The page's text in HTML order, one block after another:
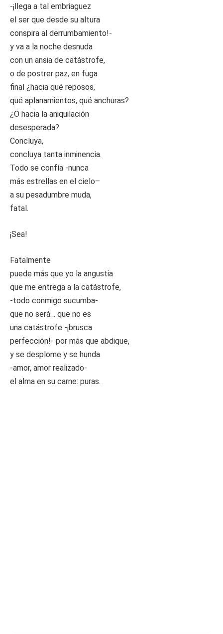
-¡llega a tal embriaguez
el ser que desde su altura
conspira al derrumbamiento!-
y va a la noche desnuda
con un ansia de catástrofe,
o de postrer paz, en fuga
final ¿hacia qué reposos,
qué aplanamientos, qué anchuras?
¿O hacia la aniquilación
desesperada?
Concluya,
concluya tanta inminencia.
Todo se confía -nunca
más estrellas en el cielo–
a su pesadumbre muda,
fatal.
¡Sea!
Fatalmente
puede más que yo la angustia
que me entrega a la catástrofe,
-todo conmigo sucumba-
que no será… que no es
una catástrofe -¡brusca
perfección!- por más que abdique,
y se desplome y se hunda
-amor, amor realizado-
el alma en su carne: puras.